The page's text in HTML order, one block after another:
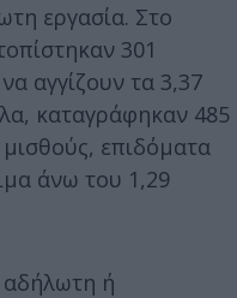
εργασία. Στο
301
αγγίζουν τα 3,37
καταγράφηκαν 485
επιδόματα
άνω του 1,29
αδήλωτη ή